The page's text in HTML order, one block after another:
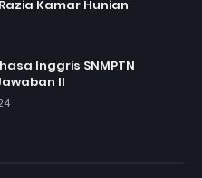
Kamar Hunian
Inggris SNMPTN
II